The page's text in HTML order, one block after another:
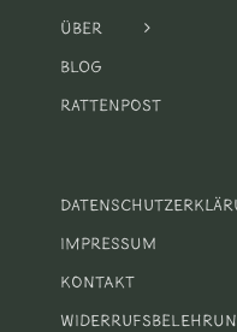
Über
Blog
Rattenpost
Impressum
Kontakt